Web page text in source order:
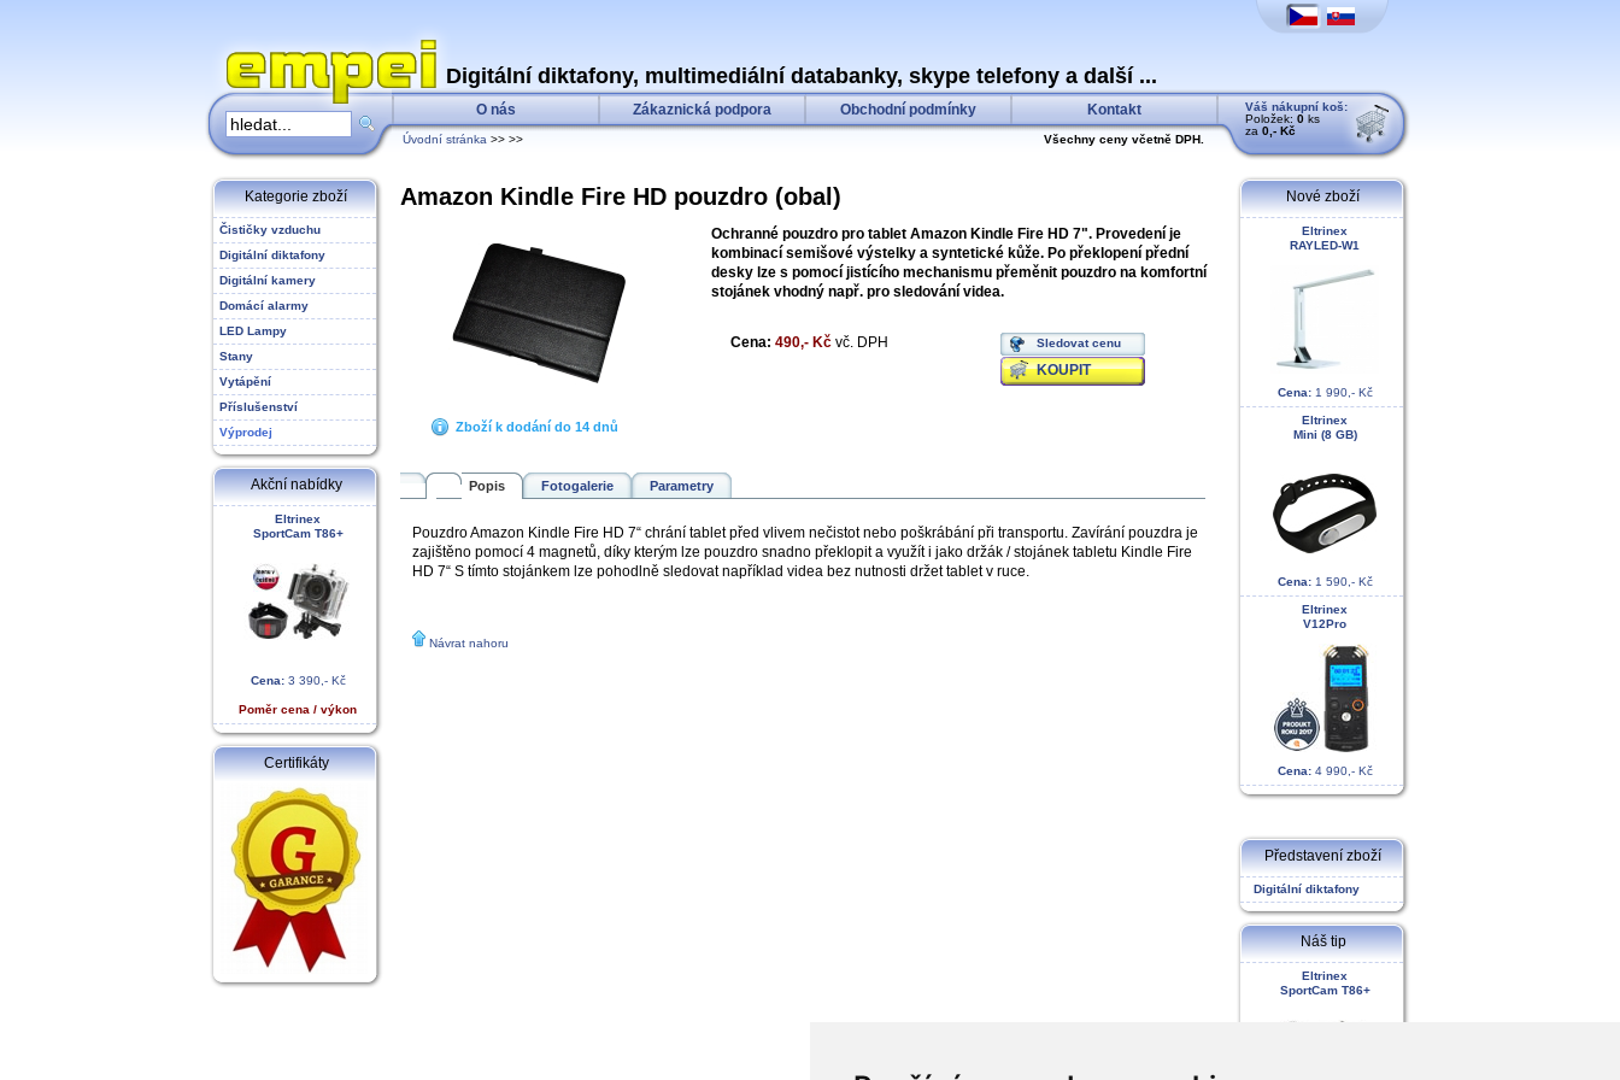
Digitální diktafony, multimediální databanky, skype telefony a další ...
O nás Zákaznická podpora Obchodní podmínky Kontakt
Úvodní stránka >> >> Všechny ceny včetně DPH.
Váš nákupní koš:
Položek: 0 ks
za 0,- Kč
Kategorie zboží
Čističky vzduchu
Digitální diktafony
Digitální kamery
Domácí alarmy
LED Lampy
Stany
Vytápění
Příslušenství
Výprodej
Akční nabídky
Eltrinex
SportCam T86+
Cena:3 390,- Kč
Poměr cena / výkon
Certifikáty
Amazon Kindle Fire HD pouzdro (obal)
Zboží k dodání do 14 dnů
Ochranné pouzdro pro tablet Amazon Kindle Fire HD 7". Provedení je
kombinací semišové výstelky a syntetické kůže. Po překlopení přední
desky lze s pomocí jistícího mechanismu přeměnit pouzdro na komfortní
stojánek vhodný např. pro sledování videa.
Cena: 490,- Kč vč. DPH Sledovat cenu
KOUPIT
Popis Fotogalerie Parametry
Pouzdro Amazon Kindle Fire HD 7“ chrání tablet před vlivem nečistot nebo poškrábání při transportu. Zavírání pouzdra je
zajištěno pomocí 4 magnetů, díky kterým lze pouzdro snadno překlopit a využít i jako držák / stojánek tabletu Kindle Fire
HD 7“ S tímto stojánkem lze pohodlně sledovat například videa bez nutnosti držet tablet v ruce.
Návrat nahoru
Nové zboží
Eltrinex
RAYLED-W1
Cena:1 990,- Kč
Eltrinex
Mini (8 GB)
Cena:1 590,- Kč
Eltrinex
V12Pro
Cena:4 990,- Kč
Představení zboží
Digitální diktafony
Náš tip
Eltrinex
SportCam T86+